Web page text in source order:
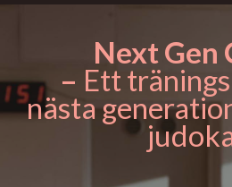
Next Gen
– Ett
nästa